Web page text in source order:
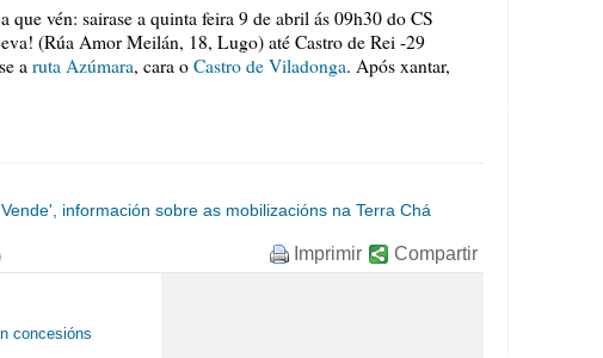
que vén: sairase a quinta feira 9 de abril ás 09h30 do CS
(Rúa Amor Meilán, 18, Lugo) até Castro de Rei -29
a ruta Azúmara, cara o Castro de Viladonga. Após xantar,
información sobre as mobilizacións na Terra Chá
Compartir
Imprimir
concesións